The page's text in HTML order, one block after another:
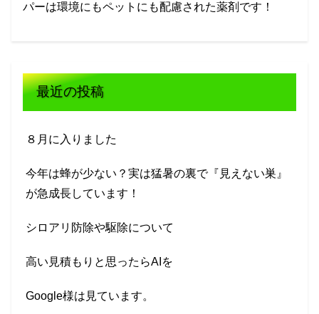
パーは環境にもペットにも配慮された薬剤です！
最近の投稿
８月に入りました
今年は蜂が少ない？実は猛暑の裏で『見えない巣』
が急成長しています！
シロアリ防除や駆除について
高い見積もりと思ったらAIを
Google様は見ています。